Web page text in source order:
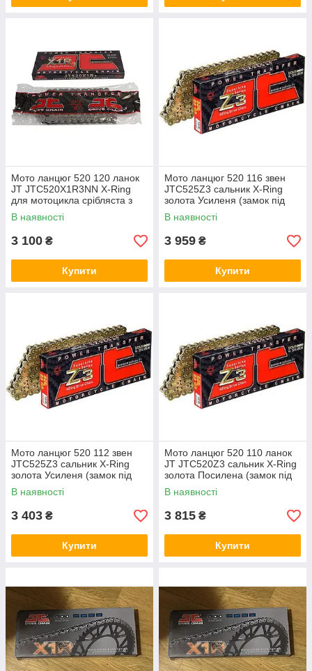
Мото ланцюг 520 120 ланок
JT JTC520X1R3NN X-Ring
для мотоцикла срібляста з
двома замками
В наявності
3 100 ₴
Купити
Мото ланцюг 520 116 звен
JTC525Z3 сальник X-Ring
золота Усиленя (замок під
розклепкою)
В наявності
3 959 ₴
Купити
Мото ланцюг 520 112 звен
JTC525Z3 сальник X-Ring
золота Усиленя (замок під
розклепку)
В наявності
3 403 ₴
Купити
Мото ланцюг 520 110 ланок
JT JTC520Z3 сальник X-Ring
золота Посилена (замок під
розклепу)
В наявності
3 815 ₴
Купити